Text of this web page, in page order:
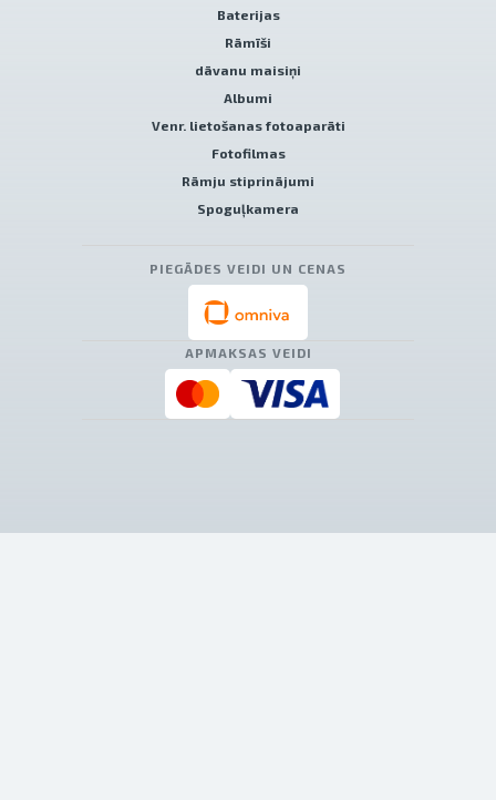
Baterijas
Rāmīši
dāvanu maisiņi
Albumi
Venr. lietošanas fotoaparāti
Fotofilmas
Rāmju stiprinājumi
Spoguļkamera
PIEGĀDES VEIDI UN CENAS
APMAKSAS VEIDI